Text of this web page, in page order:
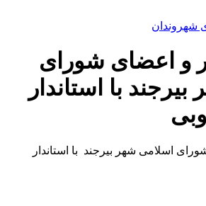
و اعضای شورای
با استاندار
اسلامی شهر بیرجند با استاندار